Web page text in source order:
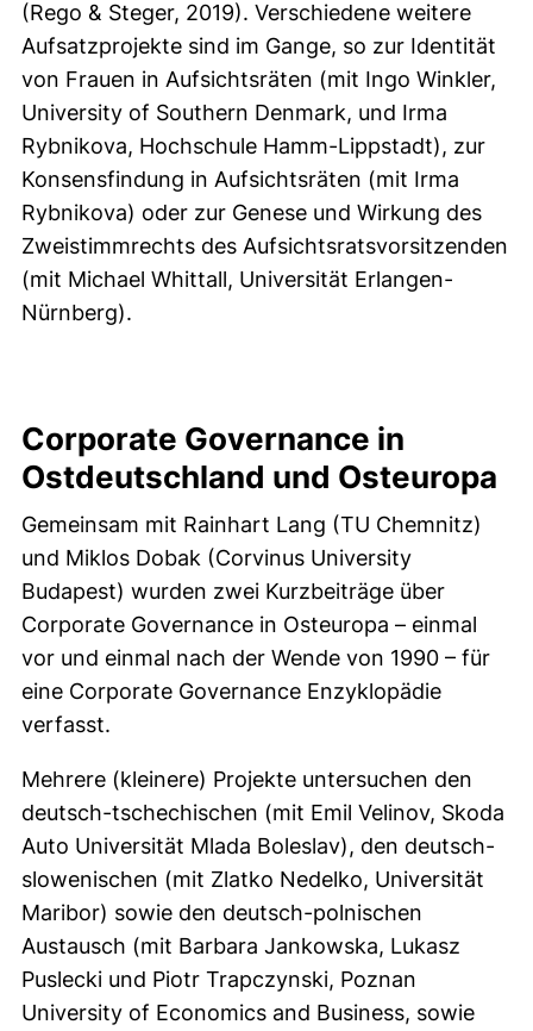
(Rego & Steger, 2019). Verschiedene weitere
Aufsatzprojekte sind im Gange, so zur Identität
von Frauen in Aufsichtsräten (mit Ingo Winkler,
University of Southern Denmark, und Irma
Rybnikova, Hochschule Hamm-Lippstadt), zur
Konsensfindung in Aufsichtsräten (mit Irma
Rybnikova) oder zur Genese und Wirkung des
Zweistimmrechts des Aufsichtsrats­vorsitzenden
(mit Michael Whittall, Universität Erlangen-
Nürnberg).
Corporate Governance in
Ostdeutschland und Osteuropa
Gemeinsam mit Rainhart Lang (TU Chemnitz)
und Miklos Dobak (Corvinus University
Budapest) wurden zwei Kurzbeiträge über
Corporate Governance in Osteuropa – einmal
vor und einmal nach der Wende von 1990 – für
eine Corporate Governance Enzyklopädie
verfasst.
Mehrere (kleinere) Projekte untersuchen den
deutsch-tschechischen (mit Emil Velinov, Skoda
Auto Universität Mlada Boleslav), den deutsch-
slowenischen (mit Zlatko Nedelko, Universität
Maribor) sowie den deutsch-polnischen
Austausch (mit Barbara Jankowska, Lukasz
Puslecki und Piotr Trapczynski, Poznan
University of Economics and Business, sowie